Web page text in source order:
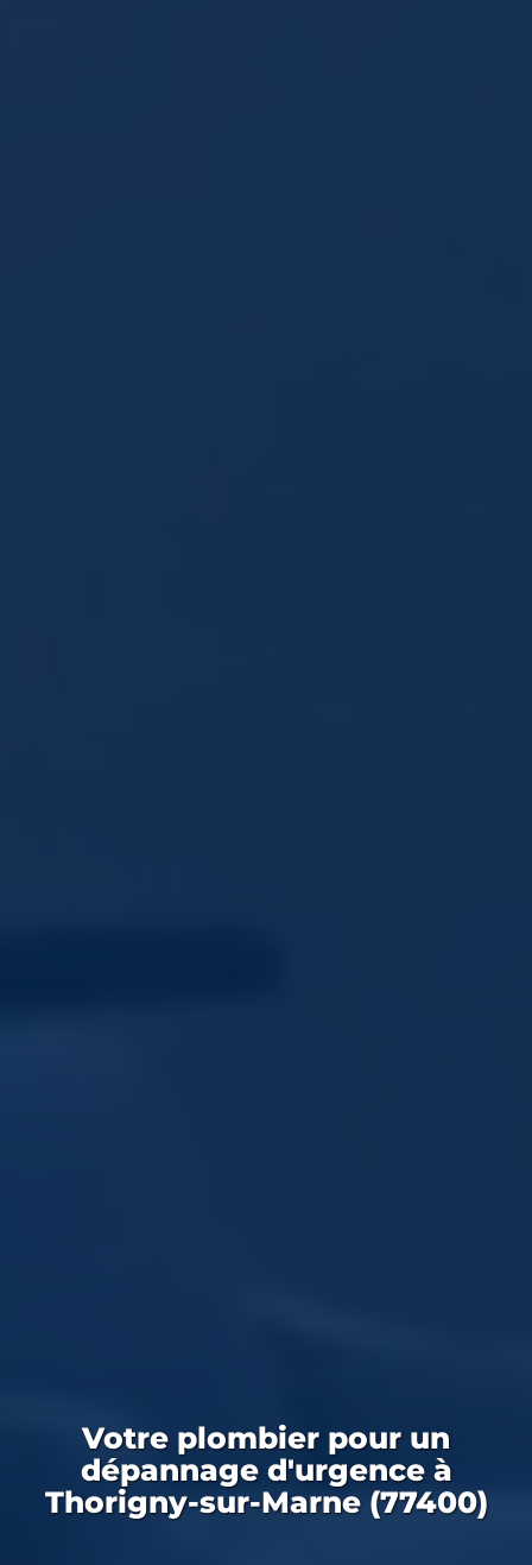
Votre plombierpour un
dépannage d'urgence à
Thorigny-sur-Marne (77400)